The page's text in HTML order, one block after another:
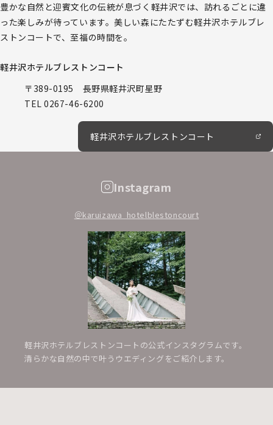
豊かな自然と迎賓文化の伝統が息づく軽井沢では、訪れるごとに違
った楽しみが待っています。美しい森にたたずむ軽井沢ホテルブレ
ストンコートで、至福の時間を。
軽井沢ホテルブレストンコート
〒389-0195 長野県軽井沢町星野
TEL0267-46-6200
軽井沢ホテルブレストンコート
Instagram
＠karuizawa_hotelblestoncourt
軽井沢ホテルブレストンコートの公式インスタグラムです。
清らかな自然の中で叶うウエディングをご紹介します。